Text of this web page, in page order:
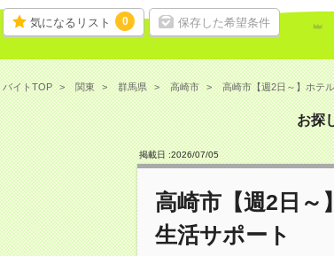
気になるリスト 0 保存した希望条件
バイトTOP 関東 群馬県 高崎市 高崎市【週2日～】ホテ
お探
掲載日 :2026/07/05
高崎市【週2日
生活サポート